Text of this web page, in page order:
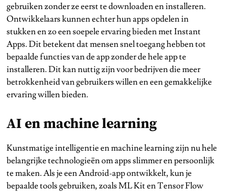
gebruiken zonder ze eerst te downloaden en installeren.
Ontwikkelaars kunnen echter hun apps opdelen in
stukken en zo een soepele ervaring bieden met Instant
Apps. Dit betekent dat mensen snel toegang hebben tot
bepaalde functies van de app zonder de hele app te
installeren. Dit kan nuttig zijn voor bedrijven die meer
betrokkenheid van gebruikers willen en een gemakkelijke
ervaring willen bieden.
AI en machine learning
Kunstmatige intelligentie en machine learning zijn nu hele
belangrijke technologieën om apps slimmer en persoonlijk
te maken. Als je een Android-app ontwikkelt, kun je
bepaalde tools gebruiken, zoals ML Kit en Tensor Flow